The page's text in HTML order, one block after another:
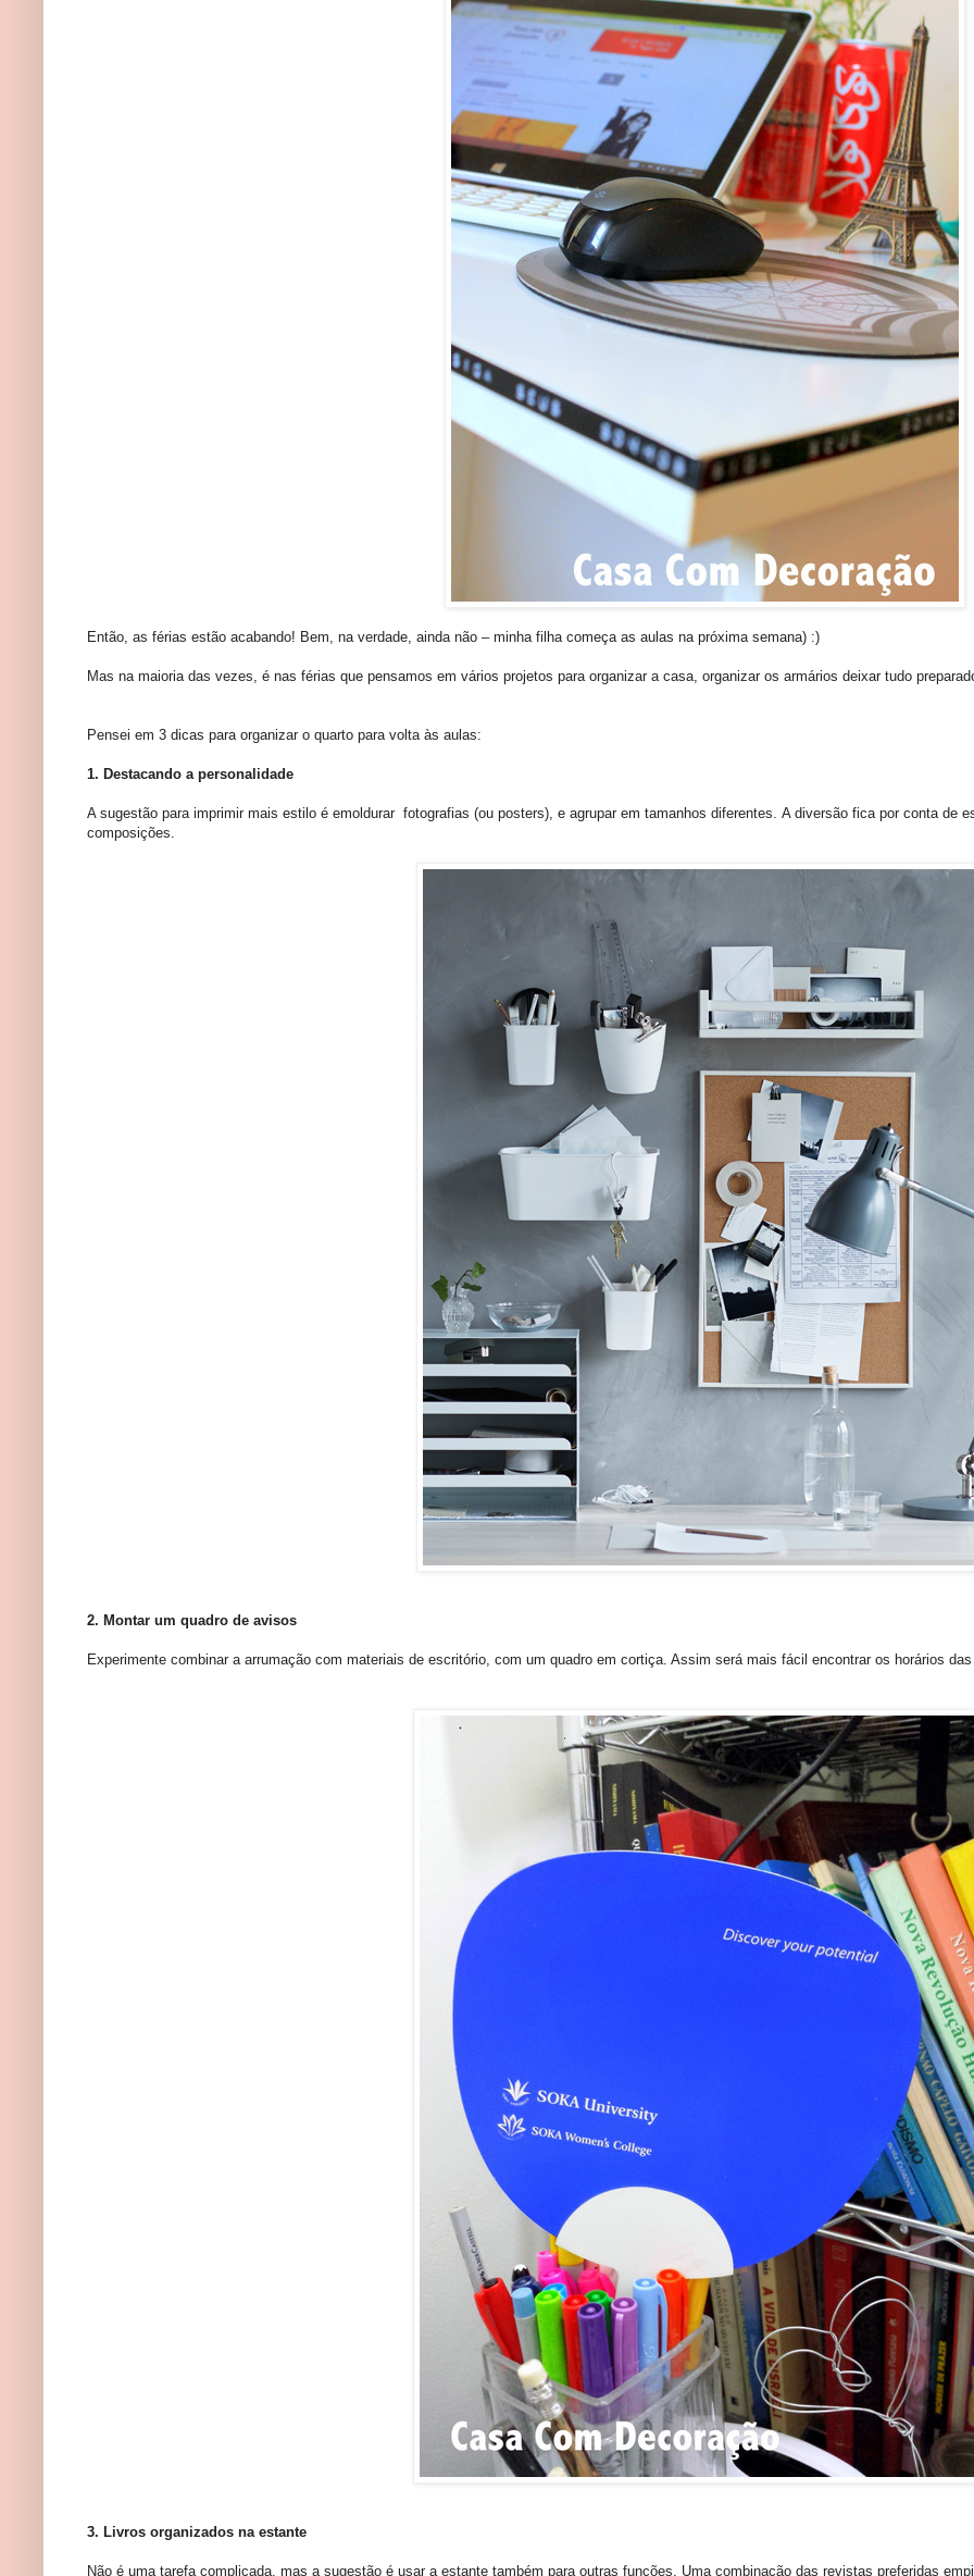
Então, as férias estão acabando! Bem, na verdade, ainda não – minha filha começa as aulas na próxima semana) :)
Mas na maioria das vezes, é nas férias que pensamos em vários projetos para organizar a casa, organizar os armários deixar tudo
Pensei em 3 dicas para organizar o quarto para volta às aulas:
1. Destacando a personalidade
A sugestão para imprimir mais estilo é emoldurar fotografias (ou posters), e agrupar em tamanhos diferentes. A diversão fica por conta de
composições.
2. Montar um quadro de avisos
Experimente combinar a arrumação com materiais de escritório, com um quadro em cortiça. Assim será mais fácil encontrar os horários
3. Livros organizados na estante
Não é uma tarefa complicada, mas a sugestão é usar a estante também para outras funções. Uma combinação das revistas preferidas